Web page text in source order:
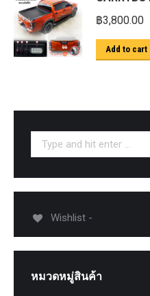
฿3,800.00
Add to cart
Search:
Wishlist -
หมวดหมู่สินค้า